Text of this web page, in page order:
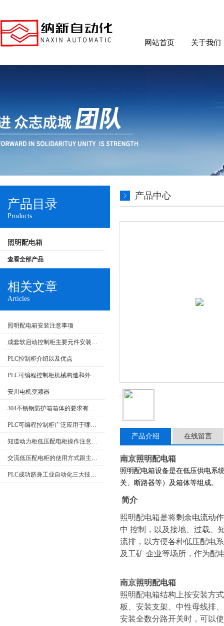
网站首页 关于我们
产品目录
Products
照明配电箱
查看全部产品
相关文章
Articles
照明配电箱安装注意事项
成套软启动控制柜主要元件安装要求和在生产中的应用
PLC控制柜介绍以及优点
PLC可编程控制柜机械构造和外部回路的检查
安川电机变频器
304不锈钢防护箱箱体的要求有哪些
PLC可编程控制柜广泛应用于哪些行业？特点是什么？
知道动力柜低压配电柜操作注意事项很重要
交流低压配电柜的使用方式跟主要特点
PLC成功跻身工业自动化三大技术支柱
产品中心
产品介绍 在线留言
南京照明配电箱
照明配电箱设备是在低压供电系
关、断路器等）及箱体等组成。
简介
照明配电箱是将剩余电流动
中 控制，以及接地、过载、
流排，以方便各种低压配电
及工矿 企业等场所，作为配
南京照明配电箱
照明配电箱结构上按安装方
板、安装支架、中性母线排
安装全数分路开关时，可以